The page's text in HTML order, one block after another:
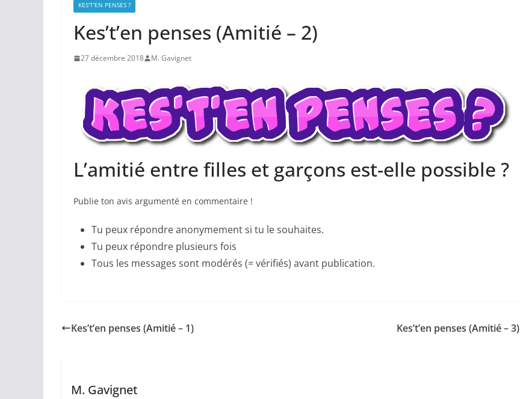
KES'T'EN PENSES ?
Kes’t’en penses (Amitié – 2)
27 décembre 2018 M. Gavignet
L’amitié entre filles et garçons est-elle possible ?
Publie ton avis argumenté en commentaire !
Tu peux répondre anonymement si tu le souhaites.
Tu peux répondre plusieurs fois
Tous les messages sont modérés (= vérifiés) avant publication.
Kes’t’en penses (Amitié – 1) Kes’t’en penses (Amitié – 3)
M. Gavignet